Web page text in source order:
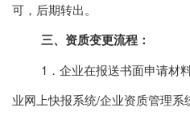
可，后期转出。
三、资质变更流程：
1．企业在报送书面申请材
业网上快报系统/企业资质管理